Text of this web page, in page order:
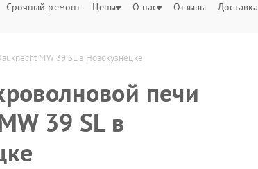
Срочный ремонт Цены О нас Отзывы Доставка
MW 39 SL в Новокузнецке
печи
39 SL в